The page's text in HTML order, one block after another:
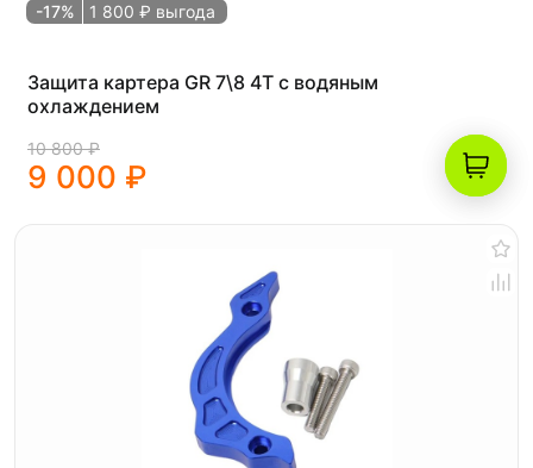
-17% 1 800 ₽ выгода
Защита картера GR 7\8 4T с водяным
охлаждением
10 800 ₽
9 000 ₽